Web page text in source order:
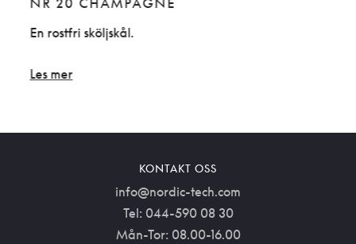
NR 20 CHAMPAGNE
En rostfri sköljskål.
Les mer
KONTAKT OSS
info@nordic-tech.com
Tel: 044-590 08 30
Mån-Tor: 08.00-16.00